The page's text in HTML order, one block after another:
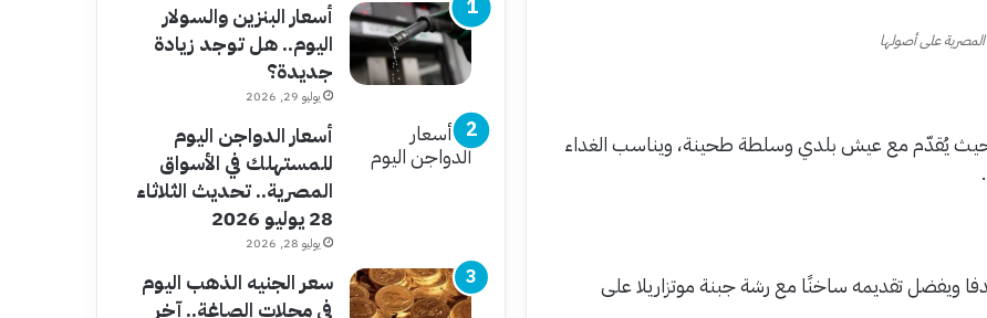
على أصولها
حيث يُقدّم مع عيش بلدي وسلطة طحينة، ويناسب الغداء
ويفضل تقديمه ساخنًا مع رشة جبنة موتزاريلا على
أسعار البنزين والسولار
اليوم.. هل توجد زيادة
جديدة؟
يوليو 29, 2026
أسعار الدواجن اليوم
للمستهلك في الأسواق
المصرية.. تحديث الثلاثاء
28 يوليو 2026
يوليو 28, 2026
سعر الجنيه الذهب اليوم
في محلات الصاغة.. آخر